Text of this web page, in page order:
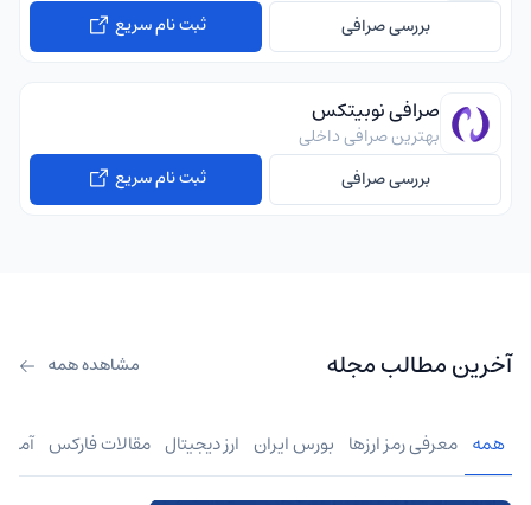
بررسی صرافی
ثبت نام سریع
صرافی نوبیتکس
بهترین صرافی داخلی
بررسی صرافی
ثبت نام سریع
آخرین مطالب مجله مشاهده همه
همه معرفی رمز ارزها بورس ایران ارز دیجیتال مقالات فارکس